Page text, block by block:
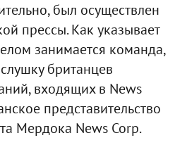
был осуществлен
прессы. Как указывает
занимается команда,
британцев
входящих в News
представительство
Мердока News Corp.